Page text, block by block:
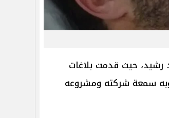
حيث قدمت بلاغات
سمعة شركته ومشروعه